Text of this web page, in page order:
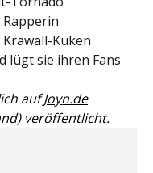
Küken
lügt sie ihren Fans
aufJoyn.de
veröffentlicht.